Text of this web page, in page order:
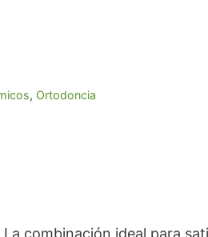
, Ortodoncia
combinación ideal para